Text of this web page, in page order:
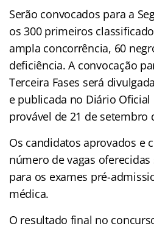
Serão convocados para a
os 300 primeiros
ampla concorrência, 60
deficiência. A convocação
Terceira Fases será
e publicada no Diário Oficial
provável de 21 de setembro
Os candidatos aprovados e
número de vagas
para os exames pré-
médica.
O resultado final no